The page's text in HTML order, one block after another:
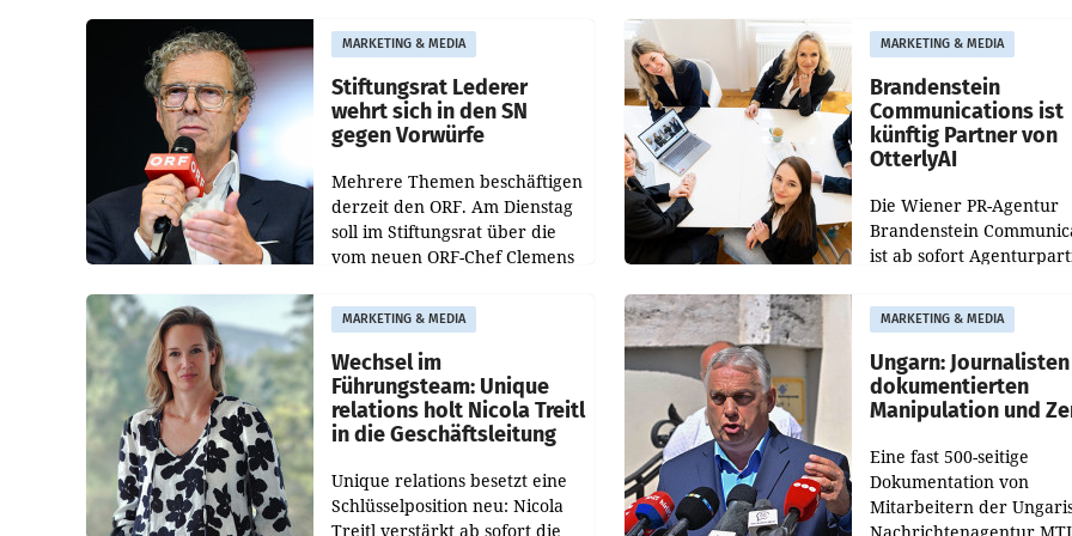
freigegeben: Die
Bundeswettbewerbsbehörde
und der Bundeskartellanwalt
aus, womit sich das
gegenüber Juli 2025
verdoppelte (+102
MARKETING & MEDIA
Stiftungsrat Lederer
wehrt sich in den SN
gegen Vorwürfe
Mehrere Themen beschäftigen
derzeit den ORF. Am Dienstag
soll im Stiftungsrat über die
vom neuen ORF-Chef Clemens
Besetzungen für die
Direktionen abgestimmt
werden.
MARKETING & MEDIA
Brandenstein
Communications ist
künftig Partner von
OtterlyAI
Die Wiener PR-Agentur
Brandenstein
ist ab sofort
Optimierungsplattform
OtterlyAI. Damit baut die
Agentur ihr
MARKETING & MEDIA
Wechsel im
Führungsteam: Unique
relations holt Nicola Treitl
in die Geschäftsleitung
Unique relations besetzt eine
Schlüsselposition neu: Nicola
Treitl verstärkt ab sofort die
MARKETING & MEDIA
Ungarn: Journalisten
dokumentierten
Manipulation und
Eine fast 500-seitige
Dokumentation von
Mitarbeitern der